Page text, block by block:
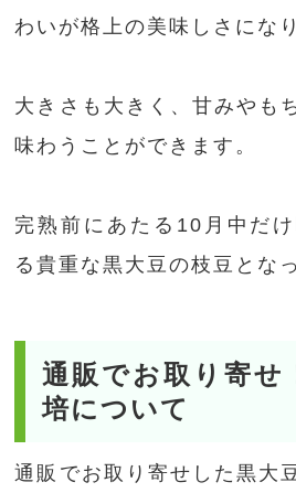
わいが格上の美味しさにな
大きさも大きく、甘みやも
味わうことができます。
完熟前にあたる10月中だ
る貴重な黒大豆の枝豆とな
通販でお取り寄せ
培について
通販でお取り寄せした黒大